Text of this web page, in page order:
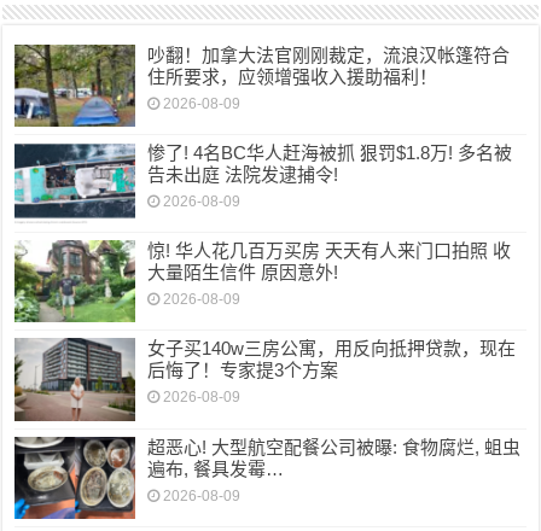
吵翻！加拿大法官刚刚裁定，流浪汉帐篷符合
住所要求，应领增强收入援助福利！
2026-08-09
惨了! 4名BC华人赶海被抓 狠罚$1.8万! 多名被
告未出庭 法院发逮捕令!
2026-08-09
惊! 华人花几百万买房 天天有人来门口拍照 收
大量陌生信件 原因意外!
2026-08-09
女子买140w三房公寓，用反向抵押贷款，现在
后悔了！专家提3个方案
2026-08-09
超恶心! 大型航空配餐公司被曝: 食物腐烂, 蛆虫
遍布, 餐具发霉…
2026-08-09